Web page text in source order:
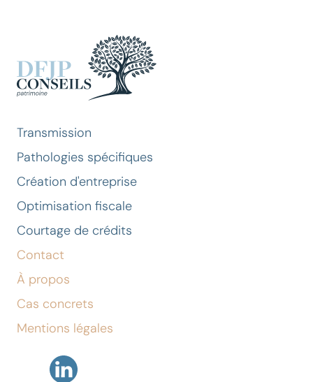
Transmission
Pathologies spécifiques
Création d'entreprise
Optimisation fiscale
Courtage de crédits
Contact
À propos
Cas concrets
Mentions légales